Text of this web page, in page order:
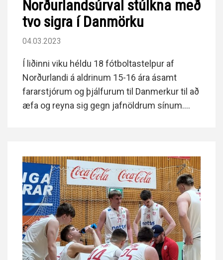
Norðurlandsúrval stúlkna með
tvo sigra í Danmörku
04.03.2023
Í liðinni viku héldu 18 fótboltastelpur af
Norðurlandi á aldrinum 15-16 ára ásamt
fararstjórum og þjálfurum til Danmerkur til að
æfa og reyna sig gegn jafnöldrum sínum.